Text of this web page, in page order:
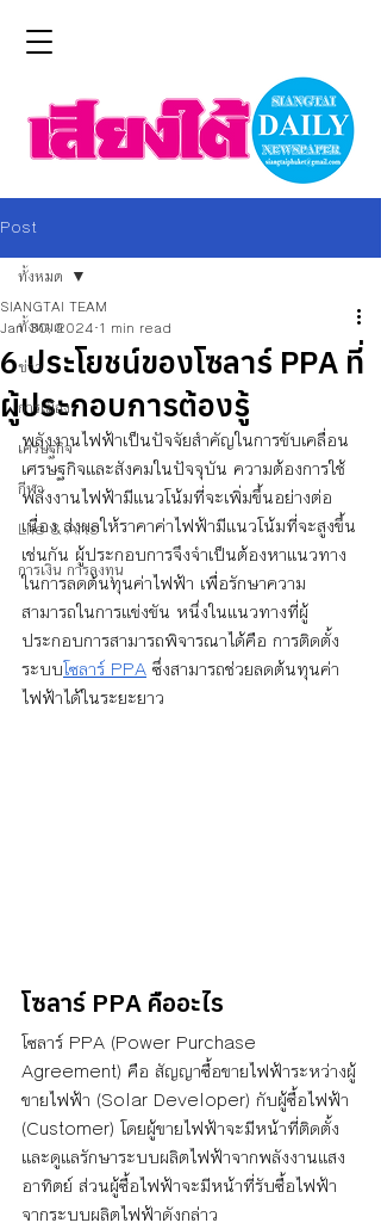
Post
ทั้งหมด
ข่าว
การเมือง
เศรษฐกิจ
กีฬา
Life & Arts
การเงิน การลงทุน
ทั้งหมด
6 ประโยชน์ของโซลาร์ PPA ที่
ผู้ประกอบการต้องรู้
SIANGTAI TEAM
Jan 30, 2024 1 min read
พลังงานไฟฟ้าเป็นปัจจัยสำคัญในการขับเคลื่อน
เศรษฐกิจและสังคมในปัจจุบัน ความต้องการใช้
พลังงานไฟฟ้ามีแนวโน้มที่จะเพิ่มขึ้นอย่างต่อ
เนื่อง ส่งผลให้ราคาค่าไฟฟ้ามีแนวโน้มที่จะสูงขึ้น
เช่นกัน ผู้ประกอบการจึงจำเป็นต้องหาแนวทาง
ในการลดต้นทุนค่าไฟฟ้า เพื่อรักษาความ
สามารถในการแข่งขัน หนึ่งในแนวทางที่ผู้
ประกอบการสามารถพิจารณาได้คือ การติดตั้ง
ระบบโซลาร์ PPA ซึ่งสามารถช่วยลดต้นทุนค่า
ไฟฟ้าได้ในระยะยาว
โซลาร์ PPA คืออะไร
โซลาร์ PPA (Power Purchase
Agreement) คือ สัญญาซื้อขายไฟฟ้าระหว่างผู้
ขายไฟฟ้า (Solar Developer) กับผู้ซื้อไฟฟ้า
(Customer) โดยผู้ขายไฟฟ้าจะมีหน้าที่ติดตั้ง
และดูแลรักษาระบบผลิตไฟฟ้าจากพลังงานแสง
อาทิตย์ ส่วนผู้ซื้อไฟฟ้าจะมีหน้าที่รับซื้อไฟฟ้า
จากระบบผลิตไฟฟ้าดังกล่าว